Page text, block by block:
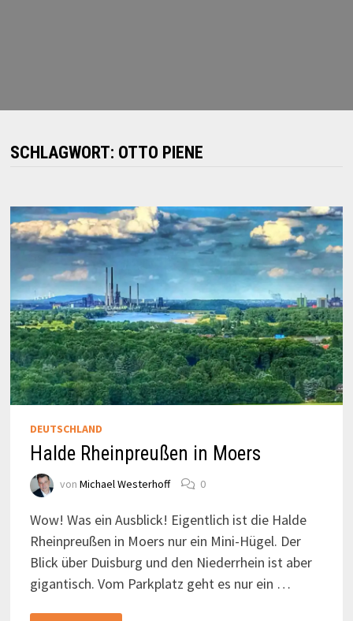
SCHLAGWORT: OTTO PIENE
DEUTSCHLAND
Halde Rheinpreußen in Moers
von Michael Westerhoff 0
Wow! Was ein Ausblick! Eigentlich ist die Halde
Rheinpreußen in Moers nur ein Mini-Hügel. Der
Blick über Duisburg und den Niederrhein ist aber
gigantisch. Vom Parkplatz geht es nur ein …